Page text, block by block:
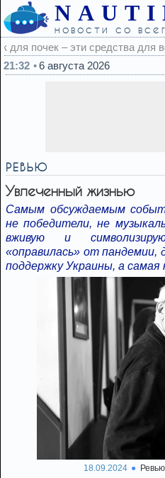
новости со
опасны (ФОТО)
21:32
6 августа 2026
РЕВЬЮ
Увлеченный жизнью
Самым обсуждаемым
не победители, не
вживую и
«оправилась» от пандемии,
поддержку Украины, а
18.09.2024 Ревью